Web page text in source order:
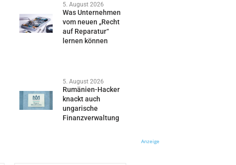
5. August 2026
Was Unternehmen
vom neuen „Recht
auf Reparatur“
lernen können
5. August 2026
Rumänien-Hacker
knackt auch
ungarische
Finanzverwaltung
Anzeige